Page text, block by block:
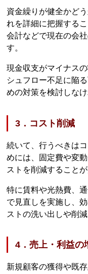
資金繰りが健全かど
れを詳細に把握する
会計などで現在の会
す。
現金収支がマイナス
シュフロー不足に陥
めの対策を検討しな
3．コスト削減
続いて、行うべきは
めには、固定費や変
ストを削減することが
特に賃料や光熱費、
で見直しを実施し、
ストの洗い出しや削
4．売上・利益の
新規顧客の獲得や既